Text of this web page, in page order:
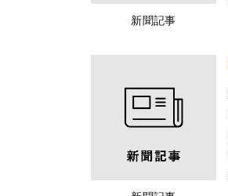
新聞記事